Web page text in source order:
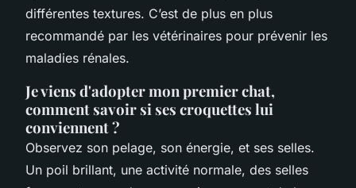
différentes textures. C’est de plus en plus
recommandé par les vétérinaires pour prévenir les
maladies rénales.
Je viens d'adopter mon premier chat,
comment savoir si ses croquettes lui
conviennent ?
Observez son pelage, son énergie, et ses selles.
Un poil brillant, une activité normale, des selles